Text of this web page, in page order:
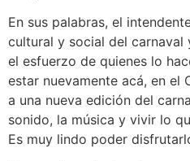
En sus palabras, el
cultural y social del carnaval
el esfuerzo de quienes lo
estar nuevamente acá, en el
a una nueva edición del
sonido, la música y vivir lo
Es muy lindo poder